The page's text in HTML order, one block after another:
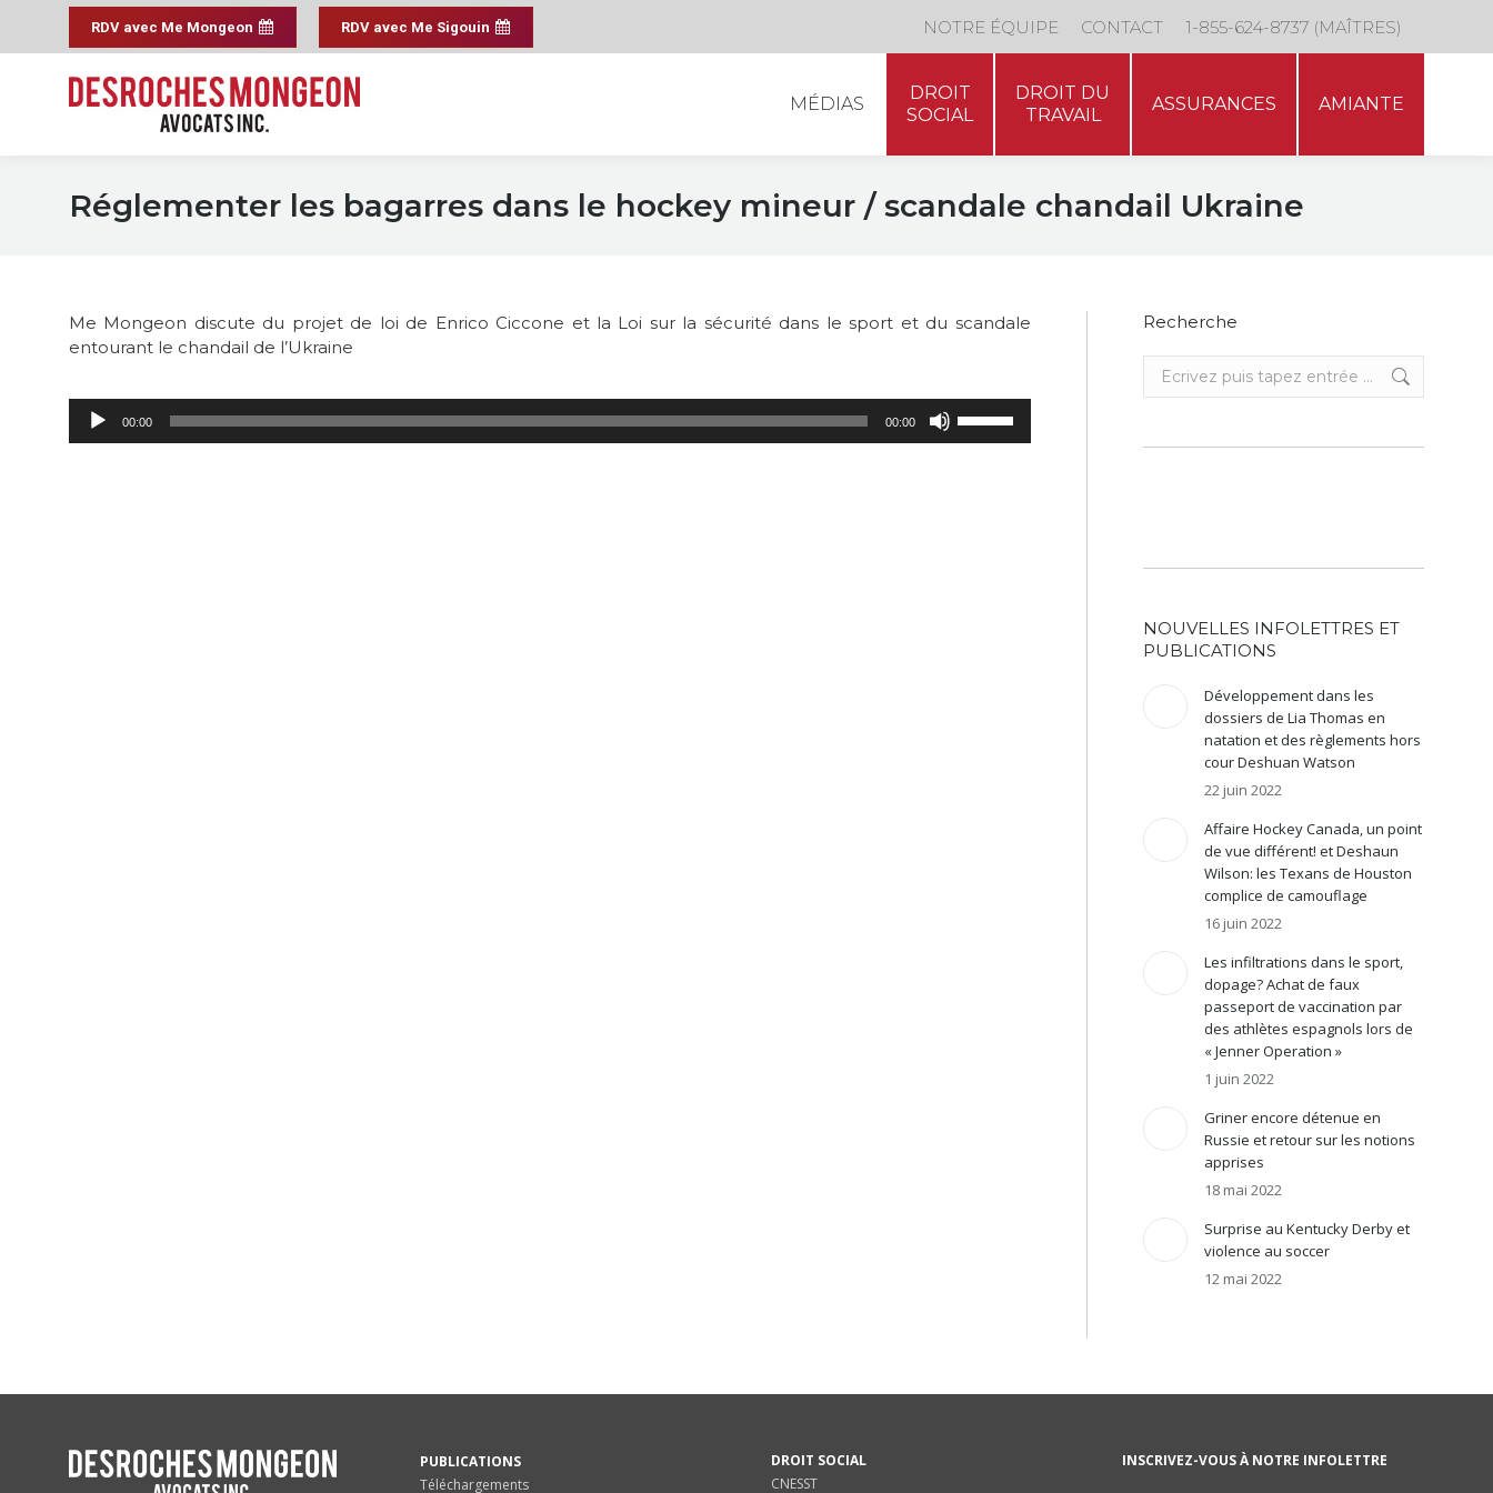
RDV avec Me Mongeon RDV avec Me Sigouin NOTRE ÉQUIPE CONTACT 1-855-624-8737 (MAÎTRES)
MÉDIAS
DROIT
SOCIAL
DROIT DU
TRAVAIL
ASSURANCES AMIANTE
Réglementer les bagarres dans le hockey mineur / scandale chandail Ukraine
Me Mongeon discute du projet de loi de Enrico Ciccone et la Loi sur la sécurité dans le sport et du scandale
entourant le chandail de l’Ukraine
Lecteur
audio
00:00 00:00
Recherche
Recherche
NOUVELLES INFOLETTRES ET
PUBLICATIONS
Développement dans les
dossiers de Lia Thomas en
natation et des règlements hors
cour Deshuan Watson
22 juin 2022
Affaire Hockey Canada, un point
de vue différent! et Deshaun
Wilson: les Texans de Houston
complice de camouflage
16 juin 2022
Les infiltrations dans le sport,
dopage? Achat de faux
passeport de vaccination par
des athlètes espagnols lors de
« Jenner Operation »
1 juin 2022
Griner encore détenue en
Russie et retour sur les notions
apprises
18 mai 2022
Surprise au Kentucky Derby et
violence au soccer
12 mai 2022
PUBLICATIONS
Téléchargements
DROIT SOCIAL
CNESST
INSCRIVEZ-VOUS À NOTRE INFOLETTRE
DROIT
DROIT DU
ASSURANCES AMIANTE